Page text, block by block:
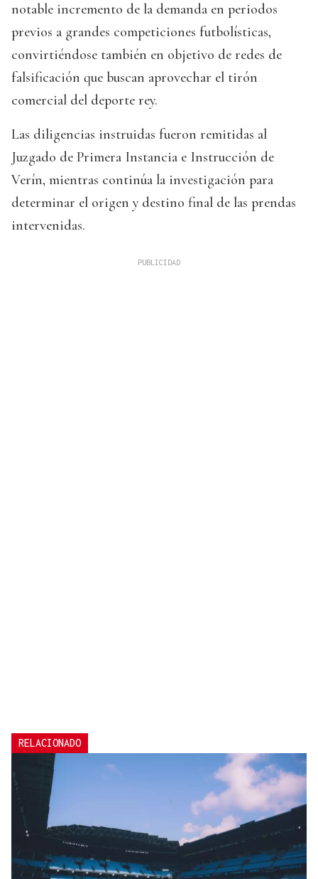
notable incremento de la demanda en periodos
previos a grandes competiciones futbolísticas,
convirtiéndose también en objetivo de redes de
falsificación que buscan aprovechar el tirón
comercial del deporte rey.
Las diligencias instruidas fueron remitidas al
Juzgado de Primera Instancia e Instrucción de
Verín, mientras continúa la investigación para
determinar el origen y destino final de las prendas
intervenidas.
RELACIONADO